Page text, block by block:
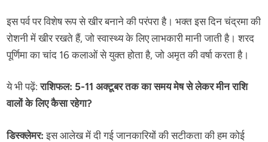
इस पर्व पर विशेष रूप से खीर बनाने की परंपरा है। भक्त इस दिन चंद्रमा की
रोशनी में खीर रखते हैं, जो स्वास्थ्य के लिए लाभकारी मानी जाती है। शरद
पूर्णिमा का चांद 16 कलाओं से युक्त होता है, जो अमृत की वर्षा करता है।
ये भी पढ़ें:राशिफल: 5-11 अक्टूबर तक का समय मेष से लेकर मीन राशि
वालों के लिए कैसा रहेगा?
डिस्क्लेमर: इस आलेख में दी गई जानकारियों की सटीकता की हम कोई